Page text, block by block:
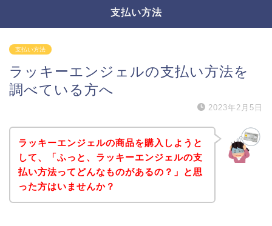
支払い方法
支払い方法
ラッキーエンジェルの支払い方法を
調べている方へ
2023年2月5日
ラッキーエンジェルの商品を購入しようと
して、「ふっと、ラッキーエンジェルの支
払い方法ってどんなものがあるの？」と思
った方はいませんか？